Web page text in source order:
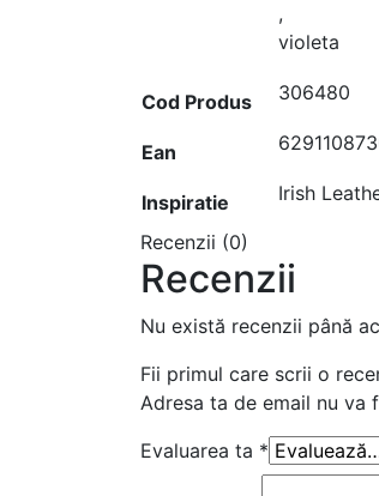
,
violeta
Cod Produs 306480
Ean
Inspiratie Irish
Recenzii (0)
Recenzii
Nu există recenzii până
Fii primul care scrii o
Adresa ta de email nu va
Evaluarea ta *